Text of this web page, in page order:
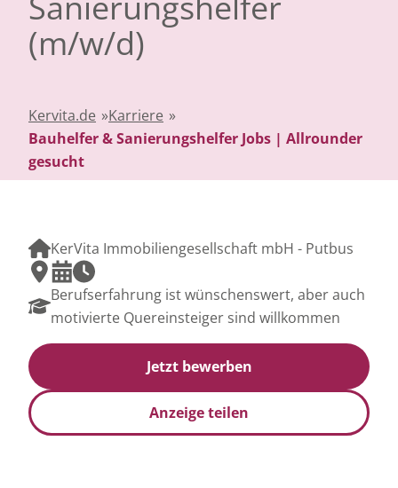
(m/w/d)
Kervita.de »Karriere »
Bauhelfer & Sanierungshelfer Jobs | Allrounder
gesucht
KerVita Immobiliengesellschaft mbH - Putbus
Berufserfahrung ist wünschenswert, aber auch
motivierte Quereinsteiger sind willkommen
Jetzt bewerben
Anzeige teilen